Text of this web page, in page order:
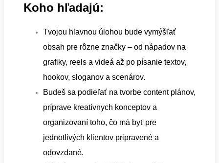
Koho hľadajú:
Tvojou hlavnou úlohou bude vymýšľať
obsah pre rôzne značky – od nápadov na
grafiky, reels a videá až po písanie textov,
hookov, sloganov a scenárov.
Budeš sa podieľať na tvorbe content plánov,
príprave kreatívnych konceptov a
organizovaní toho, čo má byť pre
jednotlivých klientov pripravené a
odovzdané.